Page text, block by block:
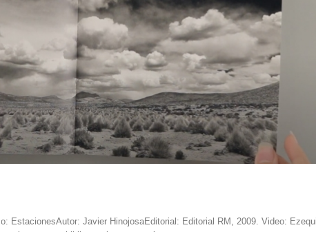
EstacionesAutor: Javier HinojosaEditorial: Editorial RM, 2009. Video: